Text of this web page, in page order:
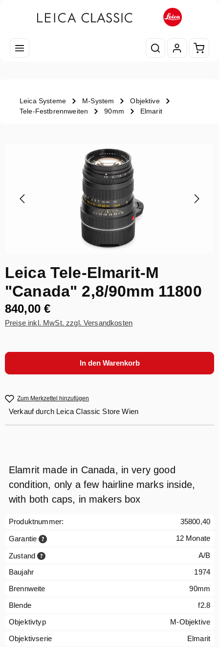
Leica Systeme M-System
Objektive
Tele-Festbrennweiten
90mm Elmarit
Leica Tele-Elmarit-M
"Canada" 2,8/90mm 11800
840,00 €
Preise inkl. MwSt. zzgl. Versandkosten
In den Warenkorb
Zum Merkzettel hinzufügen
Verkauf durch Leica Classic Store Wien
Elamrit made in Canada, in very good
condition, only a few hairline marks inside,
with both caps, in makers box
Produktnummer: 35800,40
Garantie 12 Monate
Zustand A/B
Baujahr
1974
Brennweite
90mm
Blende
f2.8
Objektivtyp
M-Objektive
Objektivserie
Elmarit